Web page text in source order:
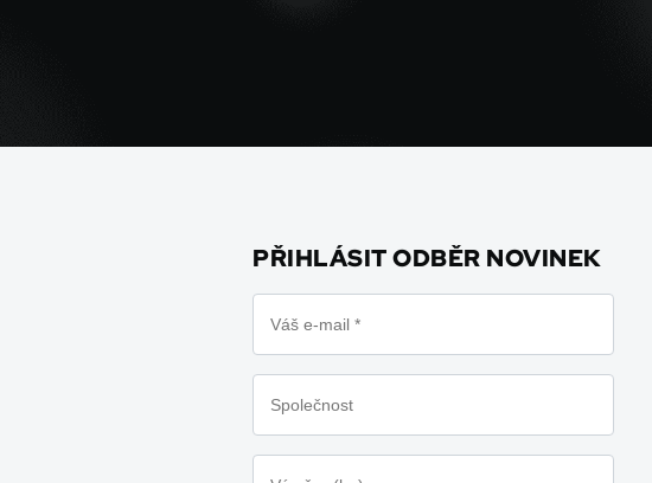
PŘIHLÁSIT ODBĚR NOVINEK